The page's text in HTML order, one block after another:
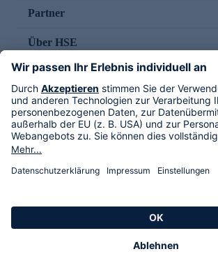
Partner
Über HSE
Im TV
HSE International